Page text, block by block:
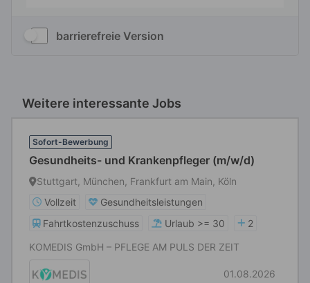
barrierefreie Version
Weitere interessante Jobs
Sofort-Bewerbung
Gesundheits- und Krankenpfleger (m/w/d)
Stuttgart, München, Frankfurt am Main, Köln
Vollzeit
Gesundheitsleistungen
Fahrtkostenzuschuss
Urlaub >= 30
2
KOMEDIS GmbH – PFLEGE AM PULS DER ZEIT
01.08.2026